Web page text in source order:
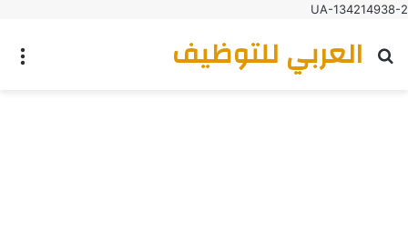
UA-134214938-2
العربي للتوظيف
بحث عن